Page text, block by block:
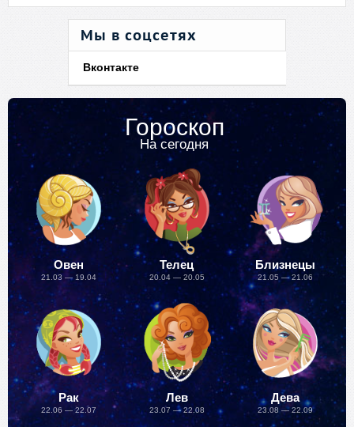
Мы в соцсетях
Вконтакте
Гороскоп
На сегодня
Овен
21.03 — 19.04
Телец
20.04 — 20.05
Близнецы
21.05 — 21.06
Рак
22.06 — 22.07
Лев
23.07 — 22.08
Дева
23.08 — 22.09